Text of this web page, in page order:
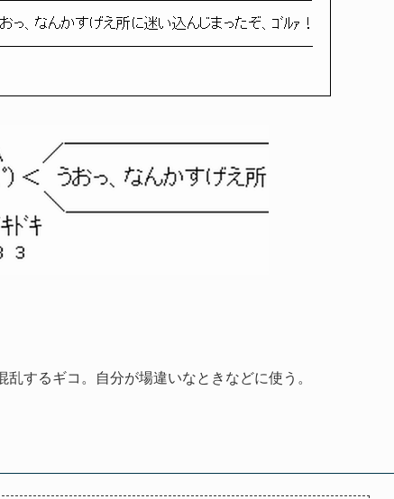
￣￣￣￣￣￣￣￣￣￣￣￣￣￣￣￣￣￣￣
、なんかすげえ所に迷い込んじまったぞ、ｺﾞﾙｧ！
＿＿＿＿＿＿＿＿＿＿＿＿＿＿＿＿＿
するギコ。自分が場違いなときなどに使う。